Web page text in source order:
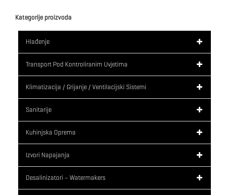
Kategorije proizvoda
Hlađenje
Transport Pod Kontroliranim Uvjetima
Klimatizacija / Grijanje / Ventilacijski Sistemi
Sanitarije
Kuhinjska Oprema
Izvori Napajanja
Desalinizatori – Watermakers